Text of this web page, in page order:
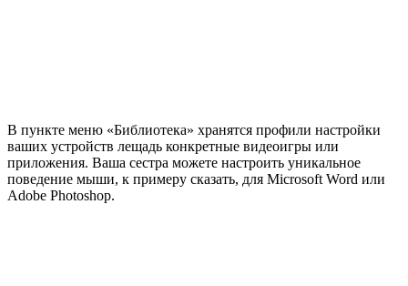
В пункте меню «Библиотека» хранятся профили настройки
ваших устройств лещадь конкретные видеоигры или
приложения. Ваша сестра можете настроить уникальное
поведение мыши, к примеру сказать, для Microsoft Word или
Adobe Photoshop.